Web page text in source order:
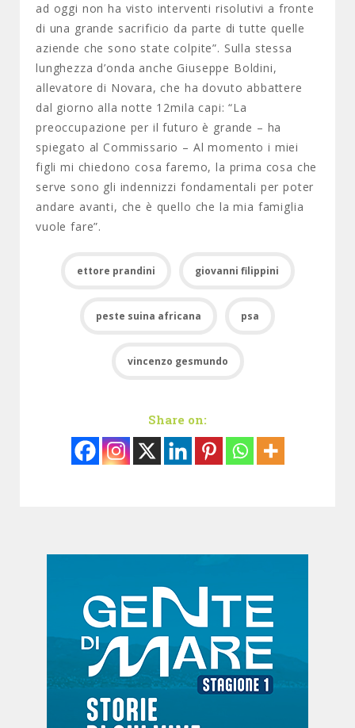
ad oggi non ha visto interventi risolutivi a fronte
di una grande sacrificio da parte di tutte quelle
aziende che sono state colpite”. Sulla stessa
lunghezza d’onda anche Giuseppe Boldini,
allevatore di Novara, che ha dovuto abbattere
dal giorno alla notte 12mila capi: “La
preoccupazione per il futuro è grande – ha
spiegato al Commissario – Al momento i miei
figli mi chiedono cosa faremo, la prima cosa che
serve sono gli indennizzi fondamentali per poter
andare avanti, che è quello che la mia famiglia
vuole fare”.
ettore prandini giovanni filippini
peste suina africana psa
vincenzo gesmundo
Share on: